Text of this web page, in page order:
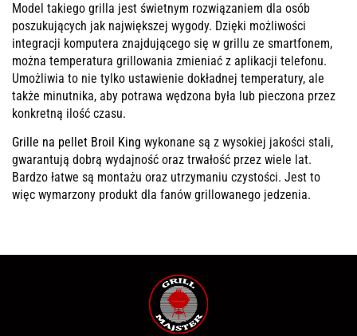
Model takiego grilla jest świetnym rozwiązaniem dla osób
poszukujących jak największej wygody. Dzięki możliwości
integracji komputera znajdującego się w grillu ze smartfonem,
można temperatura grillowania zmieniać z aplikacji telefonu.
Umożliwia to nie tylko ustawienie dokładnej temperatury, ale
także minutnika, aby potrawa wędzona była lub pieczona przez
konkretną ilość czasu.
Grille na pellet Broil King wykonane są z wysokiej jakości stali,
gwarantują dobrą wydajność oraz trwałość przez wiele lat.
Bardzo łatwe są montażu oraz utrzymaniu czystości. Jest to
więc wymarzony produkt dla fanów grillowanego jedzenia.